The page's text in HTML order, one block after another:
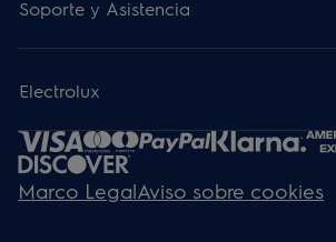
Soporte y Asistencia
Electrolux
Marco LegalAviso sobre cookies